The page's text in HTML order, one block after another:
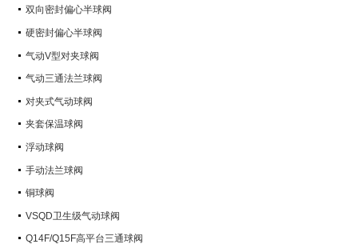
双向密封偏心半球阀
硬密封偏心半球阀
气动V型对夹球阀
气动三通法兰球阀
对夹式气动球阀
夹套保温球阀
浮动球阀
手动法兰球阀
铜球阀
VSQD卫生级气动球阀
Q14F/Q15F高平台三通球阀